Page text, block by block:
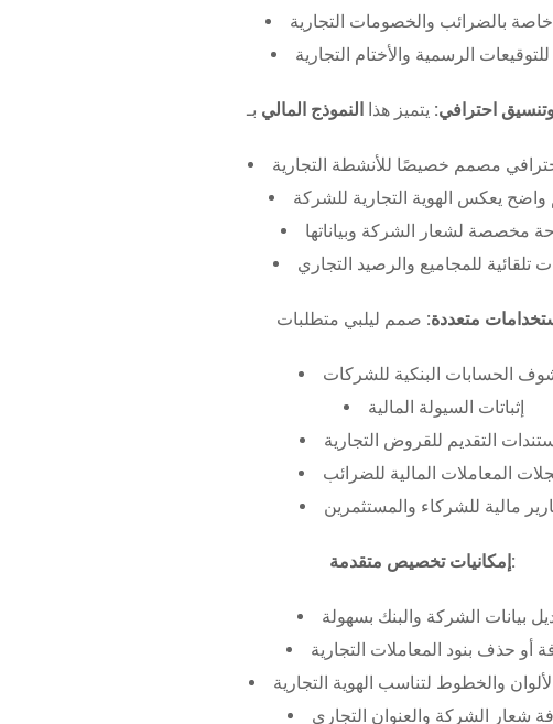
بالضرائب والخصومات التجارية
الرسمية والأختام التجارية
احترافي: يتميز هذا النموذج المالي
مصمم خصيصًا للأنشطة التجارية
يعكس الهوية التجارية للشركة
مخصصة لشعار الشركة وبياناتها
تلقائية للمجاميع والرصيد التجاري
متعددة:
الحسابات البنكية للشركات
إثباتات السيولة المالية
التقديم للقروض التجارية
المعاملات المالية للضرائب
مالية للشركاء والمستثمرين
إمكانيات تخصيص متقدمة:
بيانات الشركة والبنك بسهولة
أو حذف بنود المعاملات التجارية
والخطوط لتناسب الهوية التجارية
شعار الشركة والعنوان التجاري